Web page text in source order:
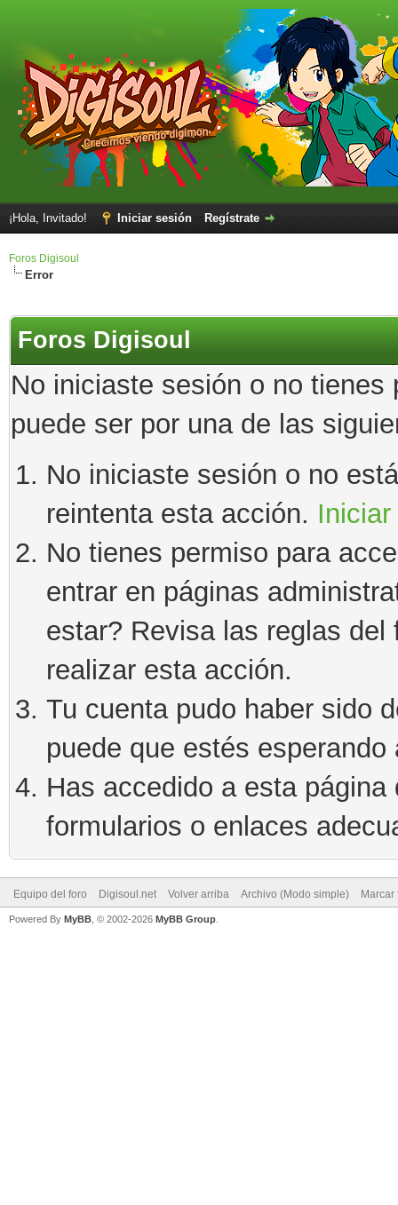
¡Hola, Invitado! Iniciar sesión Regístrate
Foros Digisoul
Error
Foros Digisoul
No iniciaste sesión o no
puede ser por una de las
No iniciaste sesión o no
reintenta esta acción.
No tienes permiso para
entrar en páginas
estar? Revisa las reglas
realizar esta acción.
Tu cuenta pudo haber sido
puede que estés esperando
Has accedido a esta
formularios o enlaces
Equipo del foro Digisoul.net Volver arriba Archivo (Modo simple)
Powered By MyBB , © 2002-2026 MyBB Group